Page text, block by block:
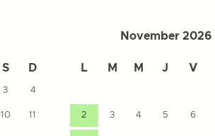
S D
3 4
10 11
November 2026
L M M J V
2 3 4 5 6